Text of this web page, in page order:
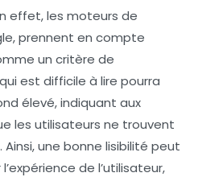
effet, les moteurs de
prennent en compte
un critère de
est difficile à lire pourra
élevé, indiquant aux
les utilisateurs ne trouvent
une bonne lisibilité peut
de l’utilisateur,